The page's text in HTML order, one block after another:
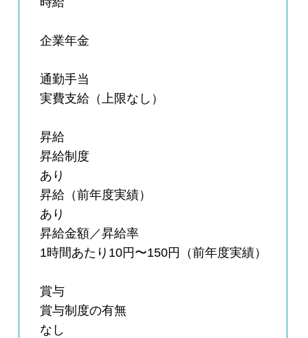
企業年金
通勤手当
実費支給（上限なし）
昇給
昇給制度
あり
昇給（前年度実績）
あり
昇給金額／昇給率
1時間あたり10円〜150円（前年度実績）
賞与
賞与制度の有無
なし